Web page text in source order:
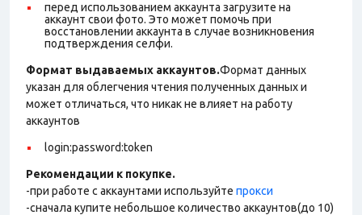
перед использованием аккаунта загрузите на
аккаунт свои фото. Это может помочь при
восстановлении аккаунта в случае возникновения
подтверждения селфи.
Формат выдаваемых аккаунтов.Формат данных
указан для облегчения чтения полученных данных и
может отличаться, что никак не влияет на работу
аккаунтов
login:password:token
Рекомендации к покупке.
-при работе с аккаунтами используйте прокси
-сначала купите небольшое количество аккаунтов(до 10)